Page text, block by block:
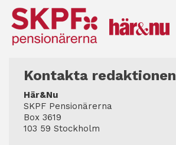
Kontakta redaktionen
Här&Nu
SKPF Pensionärerna
Box 3619
103 59 Stockholm